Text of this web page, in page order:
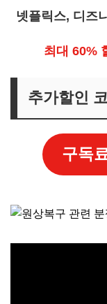
넷플릭스, 디즈
최대 60%
추가할인
구독